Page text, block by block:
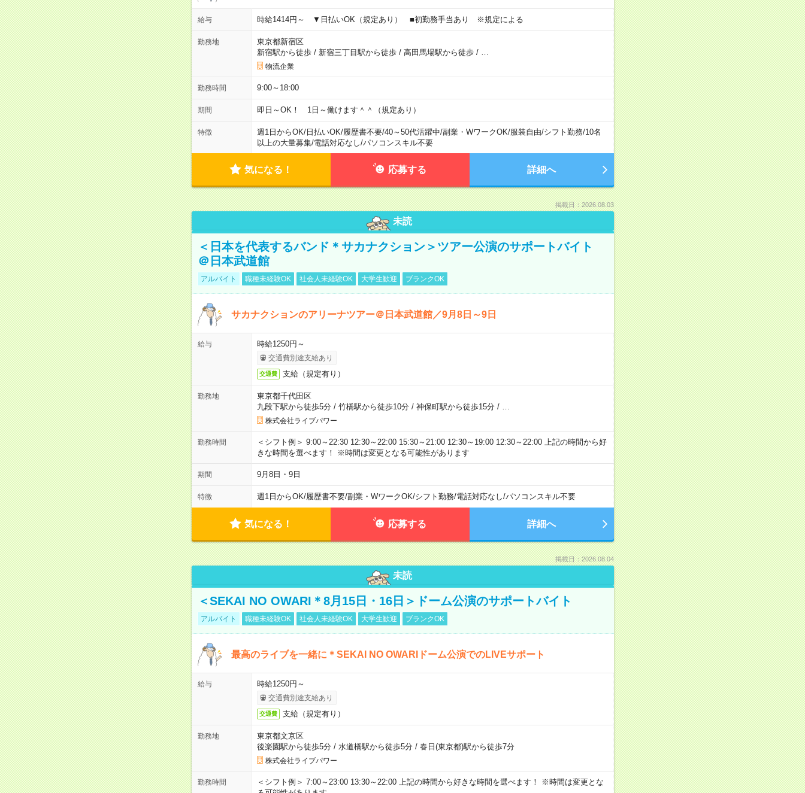
給与 時給1414円～ ▼日払いOK（規定あり） ■初勤務手当あり ※規定による
勤務地
東京都新宿区
新宿駅から徒歩/ 新宿三丁目駅から徒歩/ 高田馬場駅から徒歩/
物流企業
勤務時間 9:00～18:00
期間 即日～OK！ 1日～働けます＾＾（規定あり）
特徴 週1日からOK/日払いOK/履歴書不要/40～50代活躍中/副業・WワークOK/服装自由/シフト勤務/10名
以上の大量募集/電話対応なし/パソコンスキル不要
気になる！ 応募する 詳細へ
掲載日：2026.08.03
未読
＜日本を代表するバンド＊サカナクション＞ツアー公演のサポートバイト
＠日本武道館
アルバイト 職種未経験OK 社会人未経験OK 大学生歓迎 ブランクOK
サカナクションのアリーナツアー＠日本武道館／9月8日～9日
給与 時給1250円～
交通費別途支給あり
交通費 支給（規定有り）
勤務地
東京都千代田区
九段下駅から徒歩5分/ 竹橋駅から徒歩10分/ 神保町駅から徒歩15分/
株式会社ライブパワー
勤務時間
＜シフト例＞ 9:00～22:30 12:30～22:00 15:30～21:00 12:30～19:00 12:30～22:00 上記の時間から好
きな時間を選べます！ ※時間は変更となる可能性があります
期間 9月8日・9日
特徴 週1日からOK/履歴書不要/副業・WワークOK/シフト勤務/電話対応なし/パソコンスキル不要
気になる！ 応募する 詳細へ
掲載日：2026.08.04
未読
＜SEKAI NO OWARI＊8月15日・16日＞ドーム公演のサポートバイト
アルバイト 職種未経験OK 社会人未経験OK 大学生歓迎 ブランクOK
最高のライブを一緒に＊SEKAI NO OWARIドーム公演でのLIVEサポート
給与 時給1250円～
交通費別途支給あり
交通費 支給（規定有り）
勤務地
東京都文京区
後楽園駅から徒歩5分/ 水道橋駅から徒歩5分/ 春日(東京都)駅から徒歩7分
株式会社ライブパワー
勤務時間
＜シフト例＞ 7:00～23:00 13:30～22:00 上記の時間から好きな時間を選べます！ ※時間は変更とな